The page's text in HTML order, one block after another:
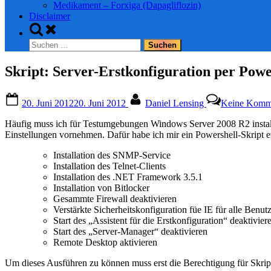
Medikament – Forxiga (Dapagliflozin)
Disclaimer
Toggle
search
form
Suchen
nach:
Skript: Server-Erstkonfiguration per
on
20. Juni 201220. Juni 2012 Daniel Lensing Keine
Häufig muss ich für Testumgebungen Windows Server 2008 R2
Einstellungen vornehmen. Dafür habe ich mir ein Powershell-Skript
Installation des SNMP-Service
Installation des Telnet-Clients
Installation des .NET Framework 3.5.1
Installation von Bitlocker
Gesammte Firewall deaktivieren
Verstärkte Sicherheitskonfiguration füe IE für alle
Start des „Assistent für die Erstkonfiguration“
Start des „Server-Manager“ deaktivieren
Remote Desktop aktivieren
Um dieses Ausführen zu können muss erst die Berechtigung für